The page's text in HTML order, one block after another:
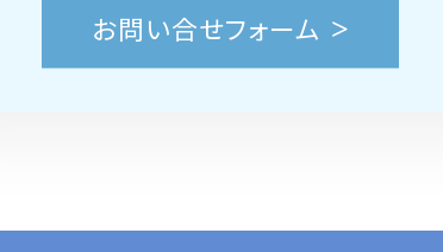
お問い合せフォーム